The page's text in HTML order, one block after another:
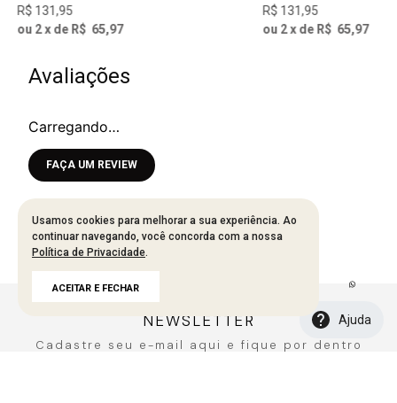
Ajuda
R$ 131,95
ou 2x de R$ 65,97
R$ 131,95
ou 2x de R$ 65,97
Avaliações
Carregando…
Faça login para escrever uma avaliação.
Mais recentes Todos
Carregando avaliações…
Usamos cookies para melhorar a sua experiência. Ao
continuar navegando, você concorda com a nossa
Política de Privacidade.
ACEITAR E FECHAR
NEWSLETTER
Cadastre seu e-mail aqui e fique por dentro